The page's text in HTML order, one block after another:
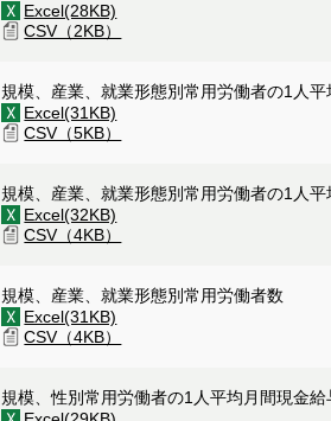
Excel(28KB)
CSV（2KB）
規模、産業、就業形態別常用労働者の1人
Excel(31KB)
CSV（5KB）
規模、産業、就業形態別常用労働者の1人
Excel(32KB)
CSV（4KB）
規模、産業、就業形態別常用労働者数
Excel(31KB)
CSV（4KB）
規模、性別常用労働者の1人平均月間現金給